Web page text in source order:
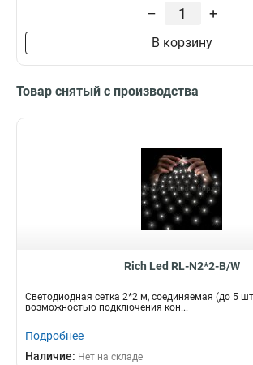
– +
В корзину
Товар снятый с производства
Rich Led RL-N2*2-B/W
Светодиодная сетка 2*2 м, соединяемая (до 5
возможностью подключения кон...
Подробнее
Наличие: Нет на складе